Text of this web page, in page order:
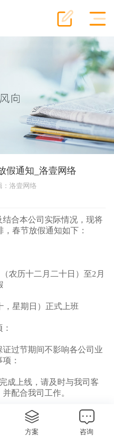
假通知_洛壹网络
：洛壹网络
合本公司实际情况，现将
春节放假通知如下：
农历十二月二十日）至2月
，星期日）正式上班
过节期间不影响各公司业
：
成上线，请及时与我司客
配合我司工作。
前进行处理相关事宜。
工作，所有项目未完成的
方案 咨询